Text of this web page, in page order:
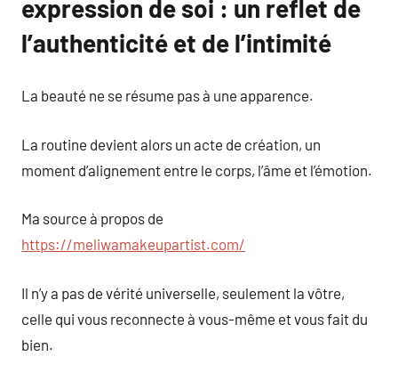
expression de soi : un reflet de
l’authenticité et de l’intimité
La beauté ne se résume pas à une apparence.
La routine devient alors un acte de création, un
moment d’alignement entre le corps, l’âme et l’émotion.
Ma source à propos de
https://meliwamakeupartist.com/
Il n’y a pas de vérité universelle, seulement la vôtre,
celle qui vous reconnecte à vous-même et vous fait du
bien.